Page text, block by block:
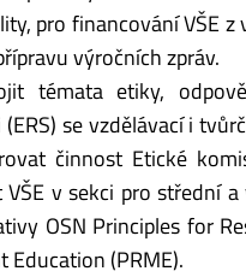
pro financování VŠE z
výročních zpráv.
témata etiky,
se vzdělávací i
činnost Etické
v sekci pro střední
OSN Principles for
Education (PRME).